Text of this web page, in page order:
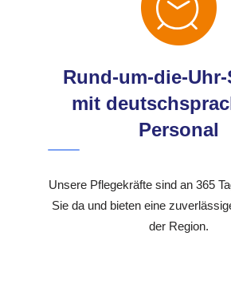
Rund-um-die-
mit
Personal
Unsere Pflegekräfte sind an 365
Sie da und bieten eine
der Region.